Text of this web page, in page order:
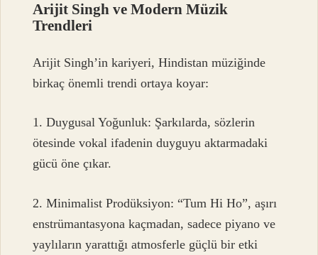
Arijit Singh ve Modern Müzik
Trendleri
Arijit Singh’in kariyeri, Hindistan müziğinde
birkaç önemli trendi ortaya koyar:
1. Duygusal Yoğunluk: Şarkılarda, sözlerin
ötesinde vokal ifadenin duyguyu aktarmadaki
gücü öne çıkar.
2. Minimalist Prodüksiyon: “Tum Hi Ho”, aşırı
enstrümantasyona kaçmadan, sadece piyano ve
yaylıların yarattığı atmosferle güçlü bir etki